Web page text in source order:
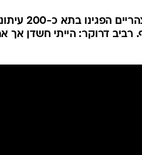
(עדכון)
דרוקר: הייתי חשדן אך